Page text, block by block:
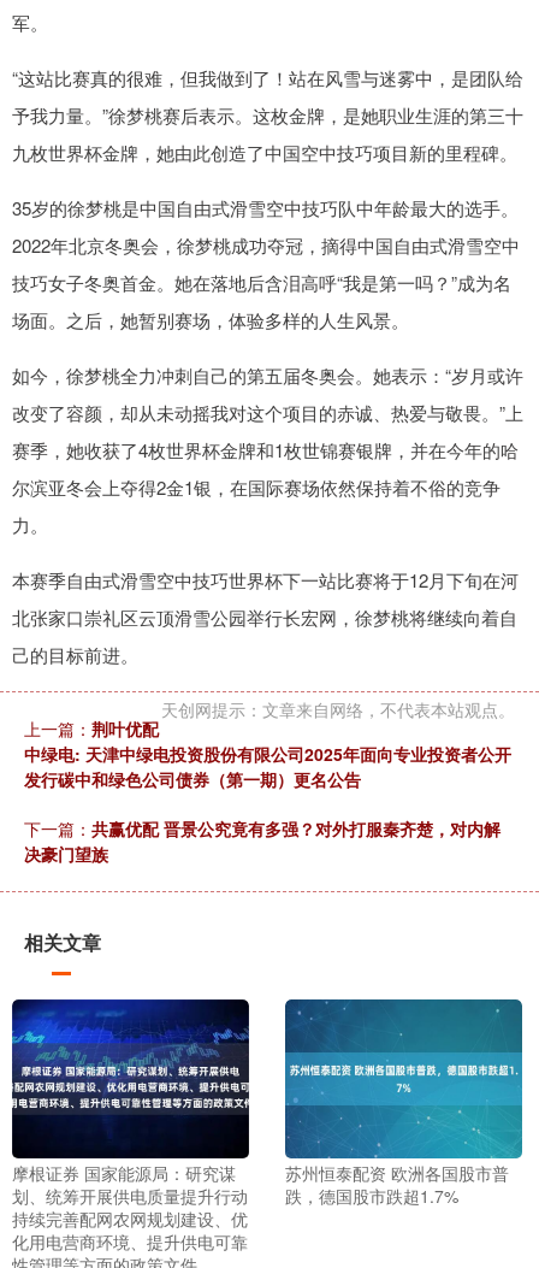
军。
“这站比赛真的很难，但我做到了！站在风雪与迷雾中，是团队给
予我力量。”徐梦桃赛后表示。这枚金牌，是她职业生涯的第三十
九枚世界杯金牌，她由此创造了中国空中技巧项目新的里程碑。
35岁的徐梦桃是中国自由式滑雪空中技巧队中年龄最大的选手。
2022年北京冬奥会，徐梦桃成功夺冠，摘得中国自由式滑雪空中
技巧女子冬奥首金。她在落地后含泪高呼“我是第一吗？”成为名
场面。之后，她暂别赛场，体验多样的人生风景。
如今，徐梦桃全力冲刺自己的第五届冬奥会。她表示：“岁月或许
改变了容颜，却从未动摇我对这个项目的赤诚、热爱与敬畏。”上
赛季，她收获了4枚世界杯金牌和1枚世锦赛银牌，并在今年的哈
尔滨亚冬会上夺得2金1银，在国际赛场依然保持着不俗的竞争
力。
本赛季自由式滑雪空中技巧世界杯下一站比赛将于12月下旬在河
北张家口崇礼区云顶滑雪公园举行长宏网，徐梦桃将继续向着自
己的目标前进。
天创网提示：文章来自网络，不代表本站观点。
上一篇： 荆叶优配
中绿电: 天津中绿电投资股份有限公司2025年面向专业投资者公开
发行碳中和绿色公司债券（第一期）更名公告
下一篇： 共赢优配 晋景公究竟有多强？对外打服秦齐楚，对内解
决豪门望族
相关文章
摩根证券 国家能源局：研究谋
划、统筹开展供电质量提升行动
持续完善配网农网规划建设、优
化用电营商环境、提升供电可靠
苏州恒泰配资 欧洲各国股市普
跌，德国股市跌超1.7%